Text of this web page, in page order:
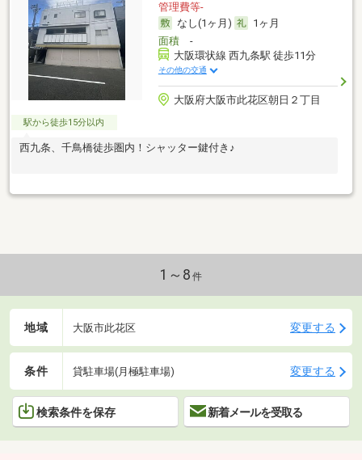
管理費等-
なし(1ヶ月)
1ヶ月
面積-
大阪環状線 西九条駅 徒歩11分
その他の交通
大阪府大阪市此花区朝日２丁目
駅から徒歩15分以内
西九条、千鳥橋徒歩圏内！シャッター鍵付き♪
1～8 件
地域 大阪市此花区 変更する
条件 貸駐車場(月極駐車場) 変更する
検索条件を保存 新着メールを受取る